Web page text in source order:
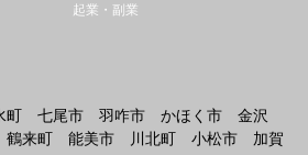
起業・副業
町 七尾市 羽咋市 かほく市 金沢
来町 能美市 川北町 小松市 加賀